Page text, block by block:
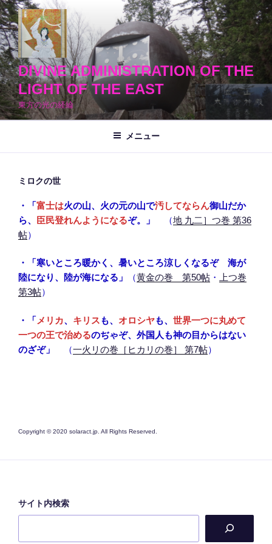
コ
ン
テ
ン
ツ
へ
ス
キ
ッ
DIVINE ADMINISTRATION OF THE
LIGHT OF THE EAST
東方の光の経綸
メニュー
ミロクの世
・「富士は火の山、火の元の山で汚してならん御山だか
ら、
臣民登れんようになるぞ。」 （地 九二］つ巻 第36
帖）
・「寒いところ暖かく、暑いところ涼しくなるぞ 海が
陸になり、陸が海になる」
（黄金の巻 第50帖 ・ 上つ巻
第3帖）
・「 メリカ、 キリスも、 オロシヤも、 世界一つに丸めて
一つの王で治めるのぢゃぞ、外国人も神の目からはない
のざぞ」
（一火リの巻［ヒカリの巻］ 第7帖）
Copyright © 2020 solaract.jp. All Rights Reserved.
サイト内検索